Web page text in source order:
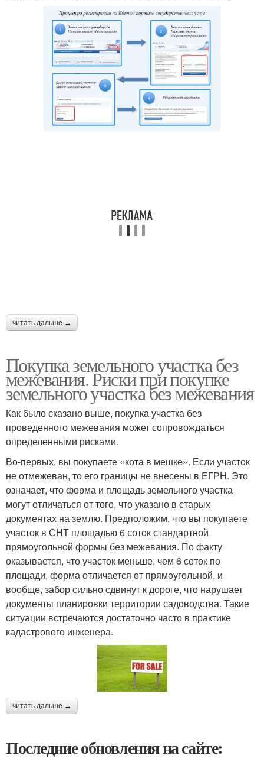
читать дальше →
Покупка земельного участка без
межевания. Риски при покупке
земельного участка без межевания
Как было сказано выше, покупка участка без
проведенного межевания может сопровождаться
определенными рисками.
Во-первых, вы покупаете «кота в мешке». Если участок
не отмежеван, то его границы не внесены в ЕГРН. Это
означает, что форма и площадь земельного участка
могут отличаться от того, что указано в старых
документах на землю. Предположим, что вы покупаете
участок в СНТ площадью 6 соток стандартной
прямоугольной формы без межевания. По факту
оказывается, что участок меньше, чем 6 соток по
площади, форма отличается от прямоугольной, и
вообще, забор сильно сдвинут к дороге, что нарушает
документы планировки территории садоводства. Такие
ситуации встречаются достаточно часто в практике
кадастрового инженера.
читать дальше →
Последние обновления на сайте: